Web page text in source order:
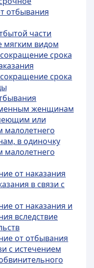
отбывания
части
мягким видом
срока
срока
женщинам
или
в одиночку
от наказания
в связи с
от наказания и
вследствие
от отбывания
с истечением